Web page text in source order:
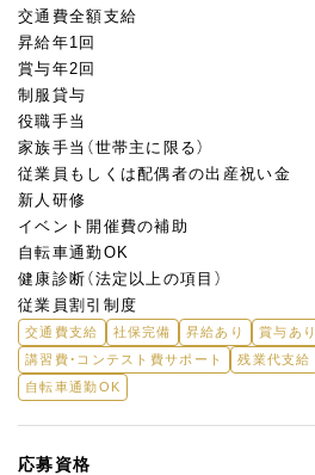
交通費全額支給
昇給年1回
賞与年2回
制服貸与
役職手当
家族手当（世帯主に限る）
従業員もしくは配偶者の出産祝い金
新人研修
イベント開催費の補助
自転車通勤OK
健康診断（法定以上の項目）
従業員割引制度
交通費支給 社保完備 昇給あり
賞与あり
講習費・コンテスト費サポート
残業代支給
自転車通勤OK
応募資格